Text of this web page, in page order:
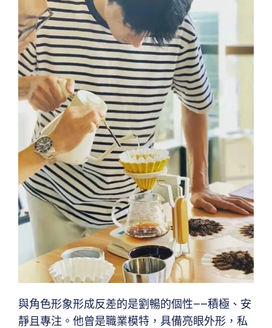
與角色形象形成反差的是劉暢的個性——積極、安
靜且專注。他曾是職業模特，具備亮眼外形，私